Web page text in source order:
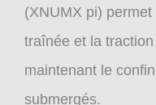
(XNUMX pi)
traînée et la
maintenant le
submergés.